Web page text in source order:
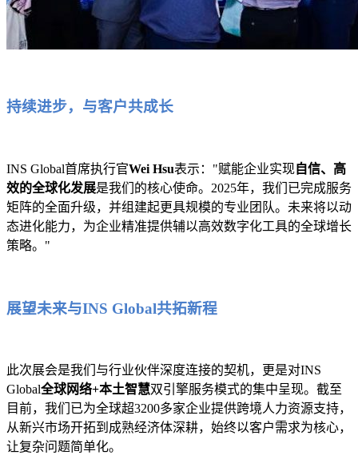
持续进步，与客户共成长
INS Global首席执行官Wei Hsu表示："赋能企业实现自信、高
效的全球化发展是我们的核心使命。2025年，我们已完成服务
矩阵的全面升级，并组建起更具规模的专业团队。未来将以动
态进化能力，为企业精准提供辅以高效数字化工具的全球增长
策略。"
展望未来与INS Global共拓新程
此次展会是我们与行业伙伴深度连接的契机，更是对INS
Global全球网络+本土智慧双引擎服务模式的集中呈现。截至
目前，我们已为全球超3200多家企业提供跨境人力资源支持，
从新兴市场开拓到成熟经济体深耕，始终以客户需求为核心，
让复杂问题简单化。